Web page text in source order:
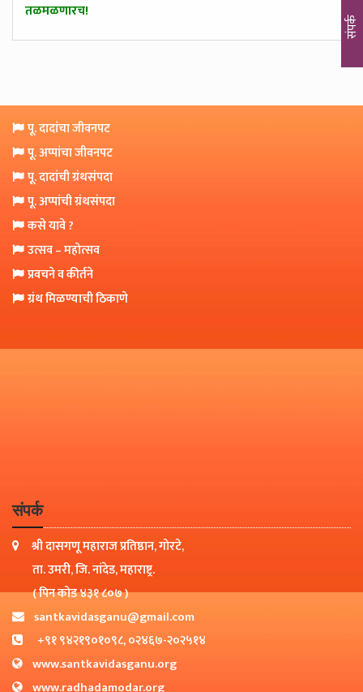
तळमळणारच!
पू. दादांचा जीवनपट
पू. अप्पांचा जीवनपट
पू. दादांची ग्रंथसंपदा
पू. अप्पांची ग्रंथसंपदा
कसे यावे ?
उत्सव – महोत्सव
प्रवचने व कीर्तने
ग्रंथ मिळण्याची ठिकाणे
संपर्क
श्री दासगणू महाराज प्रतिष्ठान, गोरटे,
ता. उमरी, जि. नांदेड, महाराष्ट्र.
( पिन कोड ४३१ ८०७ )
santkavidasganu@gmail.com
+९१ ९४२१९०१०९८, ०२४६७-२०२५१४
www.santkavidasganu.org
www.radhadamodar.org
संपर्क